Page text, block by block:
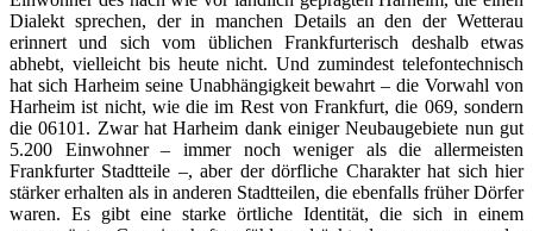
Dialekt sprechen, der in manchen Details an den der Wetterau
erinnert und sich vom üblichen Frankfurterisch deshalb etwas
abhebt, vielleicht bis heute nicht. Und zumindest telefontechnisch
hat sich Harheim seine Unabhängigkeit bewahrt – die Vorwahl von
Harheim ist nicht, wie die im Rest von Frankfurt, die 069, sondern
die 06101. Zwar hat Harheim dank einiger Neubaugebiete nun gut
5.200 Einwohner – immer noch weniger als die allermeisten
Frankfurter Stadtteile –, aber der dörfliche Charakter hat sich hier
stärker erhalten als in anderen Stadtteilen, die ebenfalls früher Dörfer
waren. Es gibt eine starke örtliche Identität, die sich in einem